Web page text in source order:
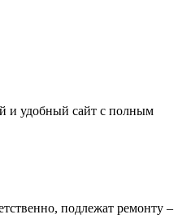
и удобный сайт с полным
подлежат ремонту –